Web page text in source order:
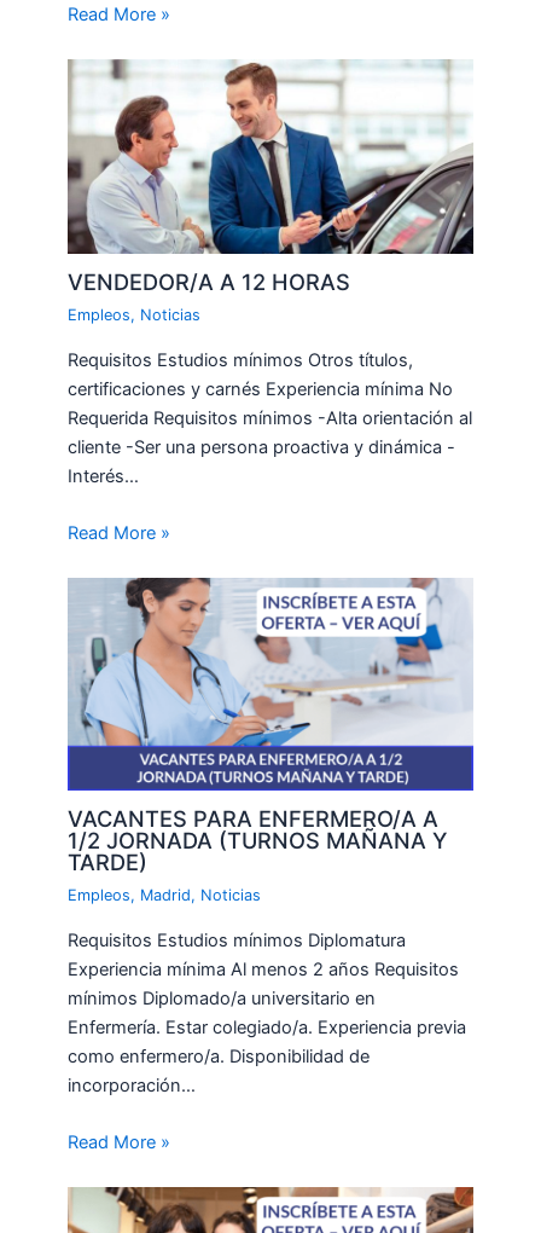
Read More »
VENDEDOR/A A 12 HORAS
Empleos, Noticias
Requisitos Estudios mínimos Otros títulos,
certificaciones y carnés Experiencia mínima No
Requerida Requisitos mínimos -Alta orientación al
cliente -Ser una persona proactiva y dinámica -
Interés…
Read More »
VACANTES PARA ENFERMERO/A A
1/2 JORNADA (TURNOS MAÑANA Y
TARDE)
Empleos, Madrid, Noticias
Requisitos Estudios mínimos Diplomatura
Experiencia mínima Al menos 2 años Requisitos
mínimos Diplomado/a universitario en
Enfermería. Estar colegiado/a. Experiencia previa
como enfermero/a. Disponibilidad de
incorporación…
Read More »